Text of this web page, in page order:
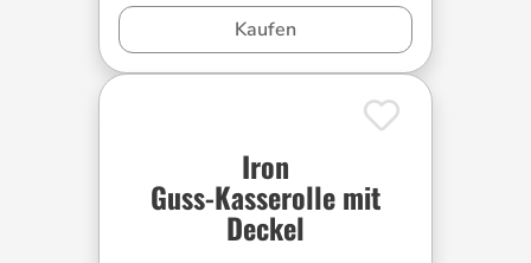
Kaufen
Iron
Guss-Kasserolle mit
Deckel